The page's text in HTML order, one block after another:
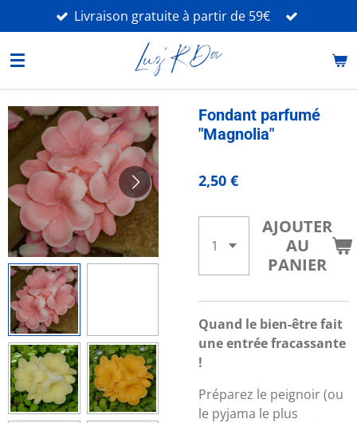
au
contenu
Livraison gratuite à partir de 59€
Fondant parfumé
"Magnolia"
2,50 €
AJOUTER
AU
PANIER
Quand le bien-être fait
une entrée fracassante
!
Préparez le peignoir (ou
le pyjama le plus